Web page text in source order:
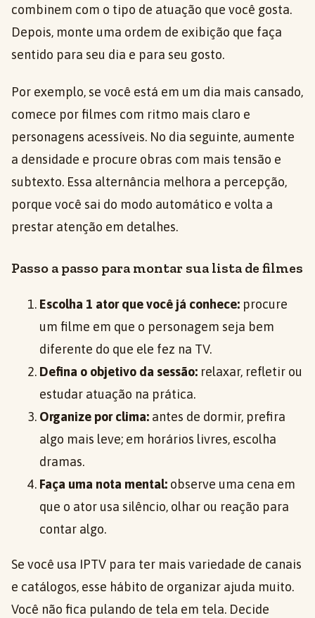
combinem com o tipo de atuação que você gosta.
Depois, monte uma ordem de exibição que faça
sentido para seu dia e para seu gosto.
Por exemplo, se você está em um dia mais cansado,
comece por filmes com ritmo mais claro e
personagens acessíveis. No dia seguinte, aumente
a densidade e procure obras com mais tensão e
subtexto. Essa alternância melhora a percepção,
porque você sai do modo automático e volta a
prestar atenção em detalhes.
Passo a passo para montar sua lista de filmes
Escolha 1 ator que você já conhece: procure
um filme em que o personagem seja bem
diferente do que ele fez na TV.
Defina o objetivo da sessão: relaxar, refletir ou
estudar atuação na prática.
Organize por clima: antes de dormir, prefira
algo mais leve; em horários livres, escolha
dramas.
Faça uma nota mental: observe uma cena em
que o ator usa silêncio, olhar ou reação para
contar algo.
Se você usa IPTV para ter mais variedade de canais
e catálogos, esse hábito de organizar ajuda muito.
Você não fica pulando de tela em tela. Decide